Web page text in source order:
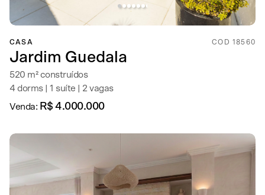
CASA COD 18560
Jardim Guedala
520 m² construídos
4 dorms | 1 suíte | 2 vagas
Venda: R$ 4.000.000